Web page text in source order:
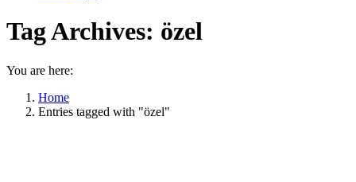
Tag Archives: özel
You are here:
Home
Entries tagged with "özel"